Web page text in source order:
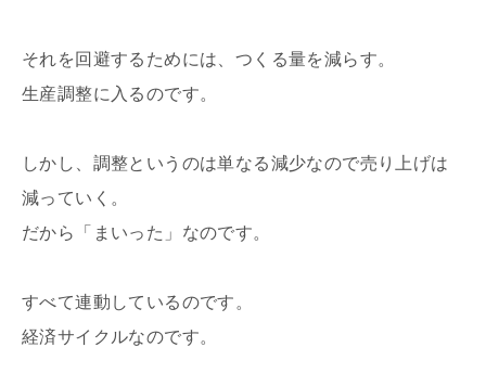
それを回避するためには、つくる量を減らす。
生産調整に入るのです。
しかし、調整というのは単なる減少なので売り上げは
減っていく。
だから「まいった」なのです。
すべて連動しているのです。
経済サイクルなのです。